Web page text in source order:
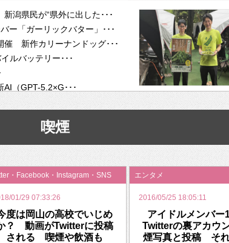
潟県民が“県外に出した･･･
ー「ガーリックバター」･･･
催 新作カリーナンドッグ･･･
ルバッテリー･･･
AI（GPT-5.2×G･･･
Ultra･･･
テム、”自分が今話し･･･
、想いを渡す」 TE･･･
喫煙
・Facebook・Instagram・SNS
01/29 07:33:26
度は岡山の高校でいじめ
？ 動画がTwitterに投稿
される 喫煙や飲酒も
エンタメ
2016/05/25 18:05:11
アイドルメンバー
Twitterの裏アカウ
煙写真と投稿 そ